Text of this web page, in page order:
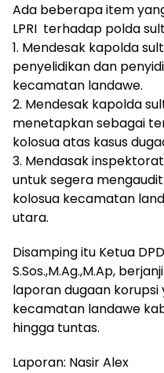
Ada beberapa item
LPRI terhadap polda
1. Mendesak kapolda
penyelidikan dan
kecamatan landawe.
2. Mendesak kapolda
menetapkan sebagai
kolosua atas kasus
3. Mendasak
untuk segera
kolosua kecamatan
utara.
Disamping itu Ketua
S.Sos.,M.Ag.,M.Ap,
laporan dugaan korupsi
kecamatan landawe
hingga tuntas.
Laporan: Nasir Alex